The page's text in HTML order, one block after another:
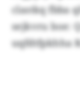
clastkq fbba
sejkvru boe:
uqfdtfpkhha